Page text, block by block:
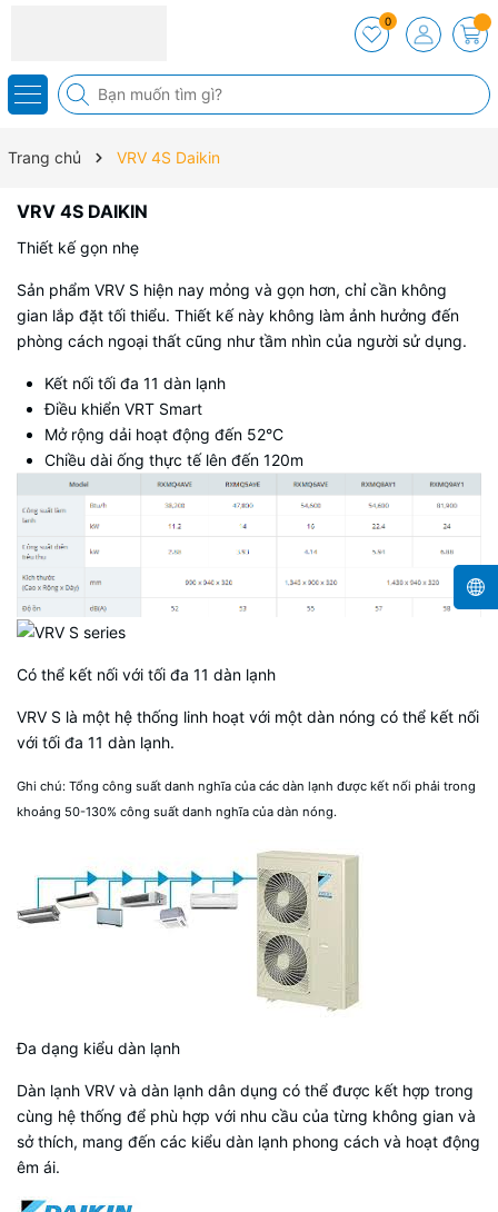
0
Trang chủ VRV 4S Daikin
VRV 4S DAIKIN
Thiết kế gọn nhẹ
Sản phẩm VRV S hiện nay mỏng và gọn hơn, chỉ cần không
gian lắp đặt tối thiểu. Thiết kế này không làm ảnh hưởng đến
phòng cách ngoại thất cũng như tầm nhìn của người sử dụng.
Kết nối tối đa 11 dàn lạnh
Điều khiển VRT Smart
Mở rộng dải hoạt động đến 52°C
Chiều dài ống thực tế lên đến 120m
Có thể kết nối với tối đa 11 dàn lạnh
VRV S là một hệ thống linh hoạt với một dàn nóng có thể kết nối
với tối đa 11 dàn lạnh.
Ghi chú: Tổng công suất danh nghĩa của các dàn lạnh được kết nối phải trong
khoảng 50-130% công suất danh nghĩa của dàn nóng.
Đa dạng kiểu dàn lạnh
Dàn lạnh VRV và dàn lạnh dân dụng có thể được kết hợp trong
cùng hệ thống để phù hợp với nhu cầu của từng không gian và
sở thích, mang đến các kiểu dàn lạnh phong cách và hoạt động
êm ái.